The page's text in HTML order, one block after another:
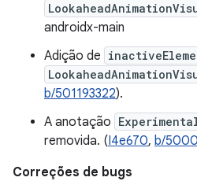
androidx-main
Adição de
b/501193322).
A anotação
removida. (I4e670, b/
Correções de bugs